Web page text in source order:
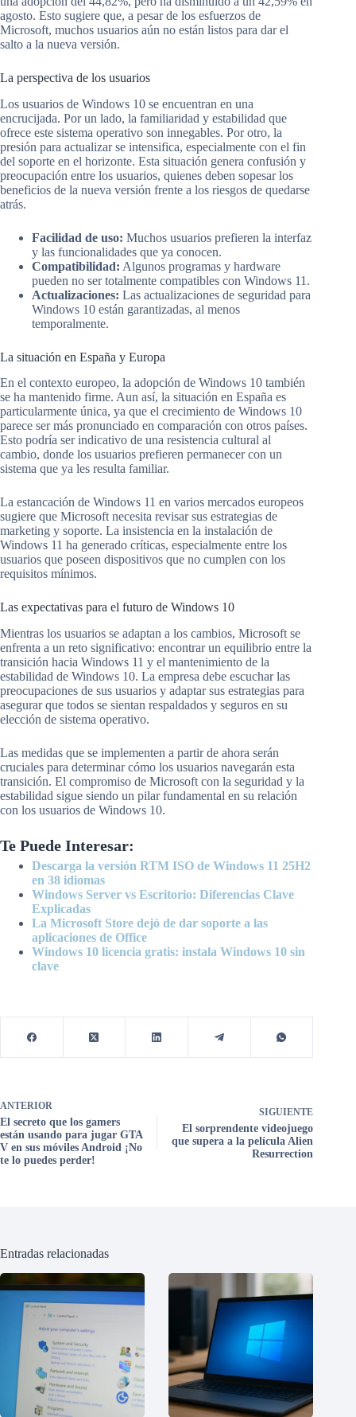
agosto. Esto sugiere que, a pesar de los esfuerzos de
Microsoft, muchos usuarios aún no están listos para dar el
salto a la nueva versión.
La perspectiva de los usuarios
Los usuarios de Windows 10 se encuentran en una
encrucijada. Por un lado, la familiaridad y estabilidad que
ofrece este sistema operativo son innegables. Por otro, la
presión para actualizar se intensifica, especialmente con el fin
del soporte en el horizonte. Esta situación genera confusión y
preocupación entre los usuarios, quienes deben sopesar los
beneficios de la nueva versión frente a los riesgos de quedarse
atrás.
Facilidad de uso: Muchos usuarios prefieren la interfaz
y las funcionalidades que ya conocen.
Compatibilidad: Algunos programas y hardware
pueden no ser totalmente compatibles con Windows 11.
Actualizaciones: Las actualizaciones de seguridad para
Windows 10 están garantizadas, al menos
temporalmente.
La situación en España y Europa
En el contexto europeo, la adopción de Windows 10 también
se ha mantenido firme. Aun así, la situación en España es
particularmente única, ya que el crecimiento de Windows 10
parece ser más pronunciado en comparación con otros países.
Esto podría ser indicativo de una resistencia cultural al
cambio, donde los usuarios prefieren permanecer con un
sistema que ya les resulta familiar.
La estancación de Windows 11 en varios mercados europeos
sugiere que Microsoft necesita revisar sus estrategias de
marketing y soporte. La insistencia en la instalación de
Windows 11 ha generado críticas, especialmente entre los
usuarios que poseen dispositivos que no cumplen con los
requisitos mínimos.
Las expectativas para el futuro de Windows 10
Mientras los usuarios se adaptan a los cambios, Microsoft se
enfrenta a un reto significativo: encontrar un equilibrio entre la
transición hacia Windows 11 y el mantenimiento de la
estabilidad de Windows 10. La empresa debe escuchar las
preocupaciones de sus usuarios y adaptar sus estrategias para
asegurar que todos se sientan respaldados y seguros en su
elección de sistema operativo.
Las medidas que se implementen a partir de ahora serán
cruciales para determinar cómo los usuarios navegarán esta
transición. El compromiso de Microsoft con la seguridad y la
estabilidad sigue siendo un pilar fundamental en su relación
con los usuarios de Windows 10.
Te Puede Interesar:
Descarga la versión RTM ISO de Windows 11 25H2
en 38 idiomas
Windows Server vs Escritorio: Diferencias Clave
Explicadas
La Microsoft Store dejó de dar soporte a las
aplicaciones de Office
Windows 10 licencia gratis: instala Windows 10 sin
clave
ANTERIOR
El secreto que los gamers
están usando para jugar GTA
V en sus móviles Android ¡No
te lo puedes perder!
SIGUIENTE
El sorprendente videojuego
que supera a la película Alien
Resurrection
Entradas relacionadas